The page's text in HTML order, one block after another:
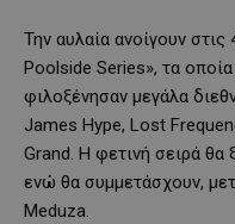
Την αυλαία ανοίγουν
Poolside Series», τα
φιλοξένησαν μεγάλα
James Hype, Lost
Grand. Η φετινή σειρά θα
ενώ θα συμμετάσχουν,
Meduza.